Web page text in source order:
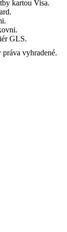
vyhradené.